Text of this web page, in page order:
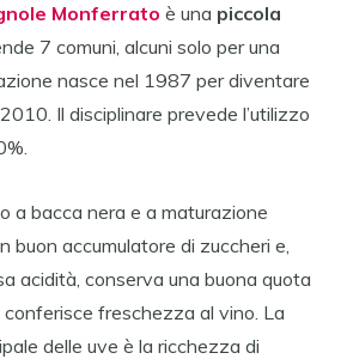
Monferrato è una piccola
7 comuni, alcuni solo per una
nasce nel 1987 per diventare
Il disciplinare prevede l’utilizzo
a bacca nera e a maturazione
buon accumulatore di zuccheri e,
acidità, conserva una buona quota
conferisce freschezza al vino. La
delle uve è la ricchezza di